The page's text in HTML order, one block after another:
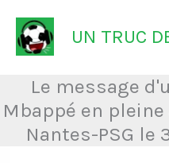
Aller
au
contenu
UN TRUC
Le message
Mbappé en
Nantes-PSG le